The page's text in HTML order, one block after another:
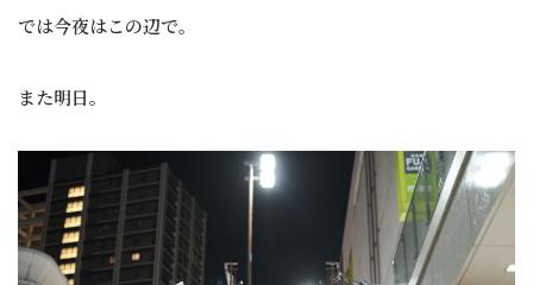
では今夜はこの辺で。
また明日。